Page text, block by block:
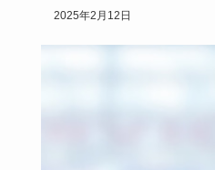
て怖い。こんな…
2025年2月12日